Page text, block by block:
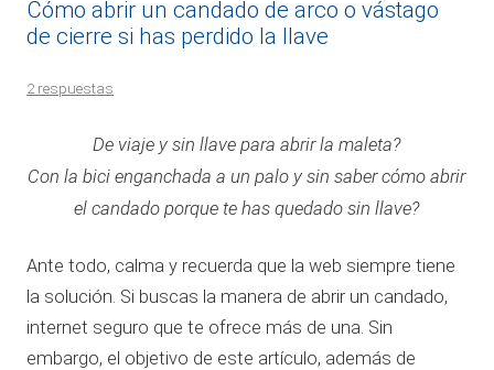
Cómo abrir un candado de arco o vástago
de cierre si has perdido la llave
2 respuestas
De viaje y sin llave para abrir la maleta?
Con la bici enganchada a un palo y sin saber cómo abrir
el candado porque te has quedado sin llave?
Ante todo, calma y recuerda que la web siempre tiene
la solución. Si buscas la manera de abrir un candado,
internet seguro que te ofrece más de una. Sin
embargo, el objetivo de este artículo, además de